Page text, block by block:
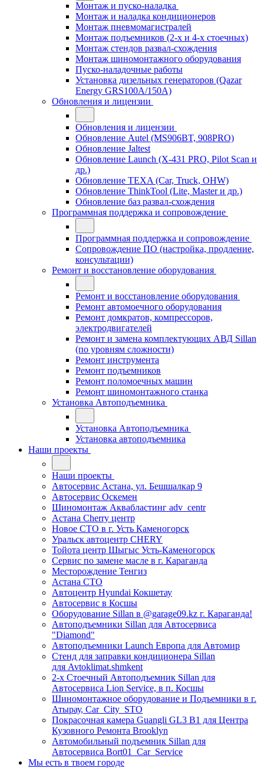
Монтаж и пуско-наладка
Монтаж и наладка кондиционеров
Монтаж пневмомагистралей
Монтаж подъемников (2-х и 4-х стоечных)
Монтаж стендов развал-схождения
Монтаж шиномонтажного оборудования
Пуско-наладочные работы
Установка дизельных генераторов (Qazar
Energy GRS100A/150A)
Обновления и лицензии
Обновления и лицензии
Обновление Autel (MS906BT, 908PRO)
Обновление Jaltest
Обновление Launch (X-431 PRO, Pilot Scan и
др.)
Обновление TEXA (Car, Truck, OHW)
Обновление ThinkTool (Lite, Master и др.)
Обновление баз развал-схождения
Программная поддержка и сопровождение
Программная поддержка и сопровождение
Сопровождение ПО (настройка, продление,
консультации)
Ремонт и восстановление оборудования
Ремонт и восстановление оборудования
Ремонт автомоечного оборудования
Ремонт домкратов, компрессоров,
электродвигателей
Ремонт и замена комплектующих АВД Sillan
(по уровням сложности)
Ремонт инструмента
Ремонт подъемников
Ремонт поломоечных машин
Ремонт шиномонтажного станка
Установка Автоподъемника
Установка Автоподъемника
Установка автоподъемника
Наши проекты
Наши проекты
Автосервис Астана, ул. Бешшалкар 9
Автосервис Оскемен
Шиномонтаж Аквабластинг adv_centr
Астана Cherry центр
Новое СТО в г. Усть Каменогорск
Уральск автоцентр CHERY
Тойота центр Шыгыс Усть-Каменогорск
Сервис по замене масле в г. Караганда
Месторождение Тенгиз
Астана СТО
Автоцентр Hyundai Кокшетау
Автосервис в Косшы
Оборудование Sillan в @garage09.kz г. Караганда!
Автоподъемники Sillan для Автосервиса
"Diamond"
Автоподъемники Launch Европа для Автомир
Стенд для заправки кондиционера Sillan
для Avtoklimat.shmkent
2-х Стоечный Автоподъемник Sillan для
Автосервиса Lion Service, в п. Косшы
Шиномонтажное оборудование и Подъемники в г.
Атырау, Car_City_STO
Покрасочная камера Guangli GL3 B1 для Центра
Кузовного Ремонта Brooklyn
Автомобильный подъемник Sillan для
Автосервиса Bort01_Car_Service
Мы есть в твоем городе